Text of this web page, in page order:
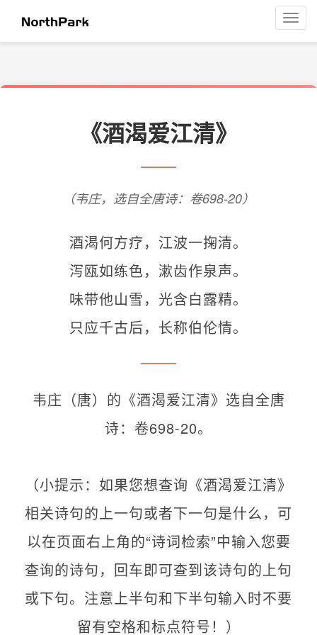
菜
单
《酒渴爱江清》
（韦庄，选自全唐诗：卷698-20）
酒渴何方疗，江波一掬清。
泻瓯如练色，漱齿作泉声。
味带他山雪，光含白露精。
只应千古后，长称伯伦情。
韦庄（唐）的《酒渴爱江清》选自全唐
诗：卷698-20。
（小提示：如果您想查询《酒渴爱江清》
相关诗句的上一句或者下一句是什么，可
以在页面右上角的“诗词检索”中输入您要
查询的诗句，回车即可查到该诗句的上句
或下句。注意上半句和下半句输入时不要
留有空格和标点符号！）